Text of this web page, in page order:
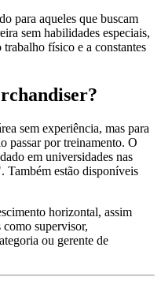
para aqueles que buscam
sem habilidades especiais,
trabalho físico e a constantes
sem experiência, mas para
passar por treinamento. O
em universidades nas
estão disponíveis
horizontal, assim
supervisor,
ou gerente de